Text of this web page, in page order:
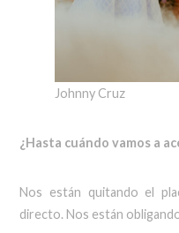
Johnny Cruz
¿Hasta cuándo vamos a
Nos están quitando el
directo. Nos están